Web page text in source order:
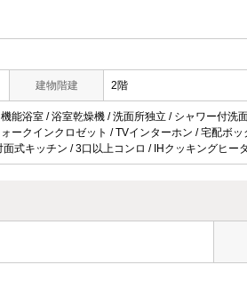
建物階建 2階
能浴室 / 浴室乾燥機 / 洗面所独立 / シャワー付洗
ークインクロゼット / TVインターホン / 宅配ボ
面式キッチン / 3口以上コンロ / IHクッキングヒー